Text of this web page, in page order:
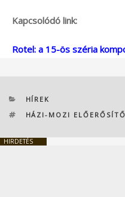
Kapcsolódó link:
Rotel: a 15-ös széria
KATEGÓRIÁK
HÍREK
CÍMKÉK
HÁZI-MOZI
HIRDETÉS